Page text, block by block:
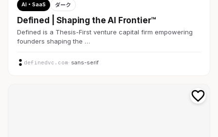
AI・SaaS ダーク
Defined | Shaping the AI Frontier™
Defined is a Thesis-First venture capital firm empowering
founders shaping the …
definedvc.com· sans-serif